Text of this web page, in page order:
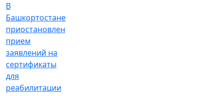
В
Башкортостане
приостановлен
прием
заявлений на
сертификаты
для
реабилитации